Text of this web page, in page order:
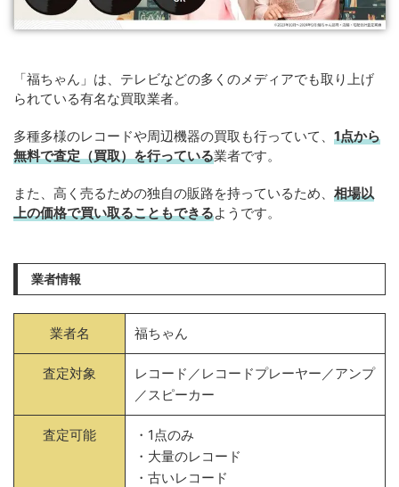
「福ちゃん」は、テレビなどの多くのメディアでも取り上げ
られている有名な買取業者。
多種多様のレコードや周辺機器の買取も行っていて、 1点から
無料で査定（買取）を行っている業者です。
また、高く売るための独自の販路を持っているため、 相場以
上の価格で買い取ることもできるようです。
業者情報
業者名 福ちゃん
査定対象
レコード／レコードプレーヤー／アンプ
／スピーカー
査定可能
・1点のみ
・大量のレコード
・古いレコード